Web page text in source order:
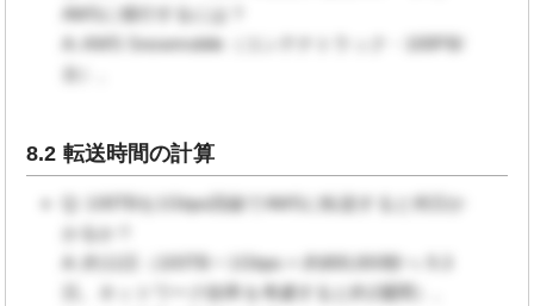
AWSに移行するには？
A: AWS Snowmobile（コンテナトラック・100PB/
8.2 転送時間の計算
Q: 100TBを1Gbps回線でAWSに転送すると何日か
かるか？
A: 約11日（100TB ÷ 1Gbps = 約800,000秒 ≒ 9.3
日。ネットワーク効率を考慮すると約2週間）。